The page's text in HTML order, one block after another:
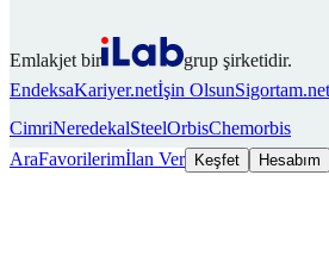
Emlakjet bir
grup şirketidir.
EndeksaKariyer.netİşin OlsunSigortam.net
CimriNeredekalSteelOrbisChemorbis
AraFavorilerimİlan Ver Keşfet Hesabım